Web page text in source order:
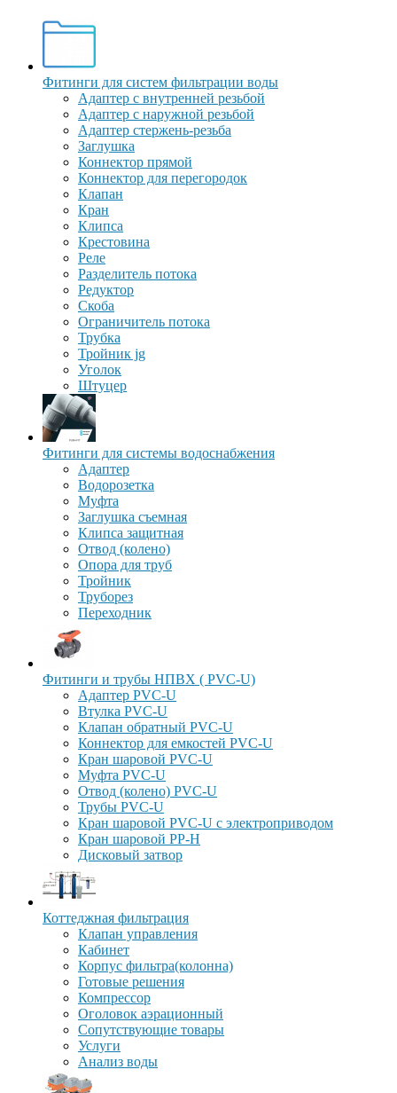
Фитинги для систем фильтрации воды
Адаптер с внутренней резьбой
Адаптер с наружной резьбой
Адаптер стержень-резьба
Заглушка
Коннектор прямой
Коннектор для перегородок
Клапан
Кран
Клипса
Крестовина
Реле
Разделитель потока
Редуктор
Скоба
Ограничитель потока
Трубка
Тройник jg
Уголок
Штуцер
Фитинги для системы водоснабжения
Адаптер
Водорозетка
Муфта
Заглушка съемная
Клипса защитная
Отвод (колено)
Опора для труб
Тройник
Труборез
Переходник
Фитинги и трубы НПВХ ( PVC-U)
Адаптер PVC-U
Втулка PVC-U
Клапан обратный PVC-U
Коннектор для емкостей PVC-U
Кран шаровой PVC-U
Муфта PVC-U
Отвод (колено) PVC-U
Трубы PVC-U
Кран шаровой PVC-U с электроприводом
Кран шаровой PP-H
Дисковый затвор
Коттеджная фильтрация
Клапан управления
Кабинет
Корпус фильтра(колонна)
Готовые решения
Компрессор
Оголовок аэрационный
Сопутствующие товары
Услуги
Анализ воды